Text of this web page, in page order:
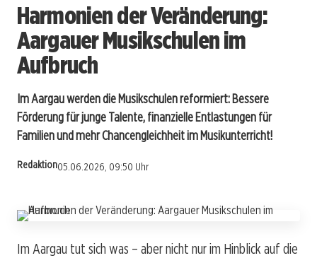
Harmonien der Veränderung:
Aargauer Musikschulen im
Aufbruch
Im Aargau werden die Musikschulen reformiert: Bessere
Förderung für junge Talente, finanzielle Entlastungen für
Familien und mehr Chancengleichheit im Musikunterricht!
Redaktion05.06.2026, 09:50 Uhr
Im Aargau tut sich was – aber nicht nur im Hinblick auf die